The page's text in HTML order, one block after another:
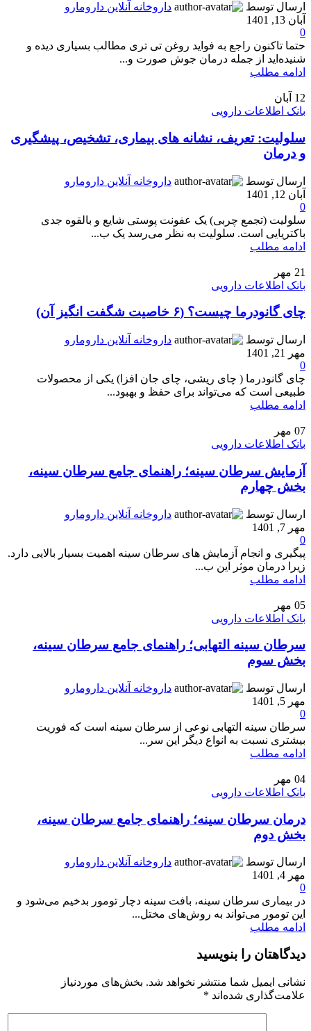
ارسال توسط
داروخانه آنلاین دارومارو
آبان 13, 1401
0
حتما تاکنون راجع به فواید روغن تی تری مطالب بسیاری دیده و
شنیده‌اید از جمله درمان جوش صورت و...
ادامه مطلب
12 آبان
بانک اطلاعات دارویی
سلولیت: تعریف، نشانه های بیماری، تشخیص، پیشگیری
و درمان
ارسال توسط
داروخانه آنلاین دارومارو
آبان 12, 1401
0
سلولیت (تجمع چربی) یک عفونت پوستی شایع و بالقوه جدی
باکتریایی است. سلولیت به نظر می‌رسد یک ب...
ادامه مطلب
21 مهر
بانک اطلاعات دارویی
چای گانودرما چیست؟ (۶ خاصیت شگفت انگیز آن)
ارسال توسط
داروخانه آنلاین دارومارو
مهر 21, 1401
0
چای گانودرما ( چای ریشی، چای جان افزا) یکی از محصولات
طبیعی است که می‌تواند برای حفظ و بهبود...
ادامه مطلب
07 مهر
بانک اطلاعات دارویی
آزمایش سرطان سینه؛ راهنمای جامع سرطان سینه،
بخش چهارم
ارسال توسط
داروخانه آنلاین دارومارو
مهر 7, 1401
0
پیگیری و انجام آزمایش های سرطان سینه اهمیت بسیار بالایی دارد.
زیرا درمان موثر این ب...
ادامه مطلب
05 مهر
بانک اطلاعات دارویی
سرطان سینه التهابی؛ راهنمای جامع سرطان سینه،
بخش سوم
ارسال توسط
داروخانه آنلاین دارومارو
مهر 5, 1401
0
سرطان سینه التهابی نوعی از سرطان سینه است که فوریت
بیشتری نسبت به انواع دیگر این سر...
ادامه مطلب
04 مهر
بانک اطلاعات دارویی
درمان سرطان سینه؛ راهنمای جامع سرطان سینه،
بخش دوم
ارسال توسط
داروخانه آنلاین دارومارو
مهر 4, 1401
0
در بیماری سرطان سینه، بافت سینه دچار تومور بدخیم می‌شود و
این تومور می‌تواند به روش‌های مختل...
ادامه مطلب
دیدگاهتان را بنویسید
نشانی ایمیل شما منتشر نخواهد شد. بخش‌های موردنیاز
علامت‌گذاری شده‌اند *